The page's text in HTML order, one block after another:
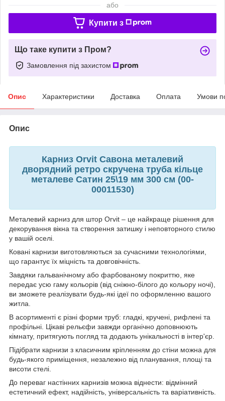
або
Купити з
Що таке купити з Пром?
Замовлення під захистом
Опис Характеристики Доставка Оплата Умови
Опис
Карниз Orvit Савона металевий
дворядний ретро скручена труба кільце
металеве Сатин 25\19 мм 300 см (00-
00011530)
Металевий карниз для штор Orvit – це найкраще рішення для
декорування вікна та створення затишку і неповторного стилю
у вашій оселі.
Ковані карнизи виготовляються за сучасними технологіями,
що гарантує їх міцність та довговічність.
Завдяки гальванічному або фарбованому покриттю, яке
передає усю гаму кольорів (від сніжно-білого до кольору ночі),
ви зможете реалізувати будь-які ідеї по оформленню вашого
житла.
В асортименті є різні форми труб: гладкі, кручені, рифлені та
профільні. Цікаві рельєфи завжди органічно доповнюють
кімнату, притягують погляд та додають унікальності в інтер'єр.
Підібрати карнизи з класичним кріпленням до стіни можна для
будь-якого приміщення, незалежно від планування, площі та
висоти стелі.
До переваг настінних карнизів можна віднести: відмінний
естетичний ефект, надійність, універсальність та варіативність.